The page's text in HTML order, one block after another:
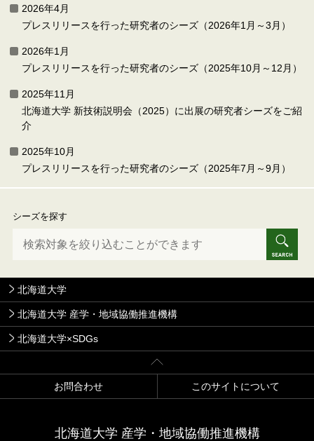
2026年4月
プレスリリースを行った研究者のシーズ（2026年1月～3月）
2026年1月
プレスリリースを行った研究者のシーズ（2025年10月～12月）
2025年11月
北海道大学 新技術説明会（2025）に出展の研究者シーズをご紹
介
2025年10月
プレスリリースを行った研究者のシーズ（2025年7月～9月）
シーズを探す
北海道大学
北海道大学 産学・地域協働推進機構
北海道大学×SDGs
お問合わせ このサイトについて
北海道⼤学 産学・地域協働推進機構